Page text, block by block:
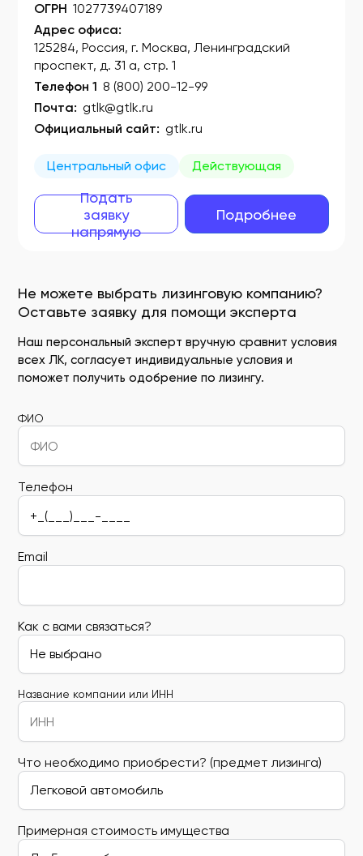
Не можете выбрать лизинговую компанию?
Оставьте заявку для помощи эксперта
Наш персональный эксперт вручную сравнит условия
всех ЛК, согласует индивидуальные условия и
поможет получить одобрение по лизингу.
ФИО
Телефон
Email
Как с вами связаться?
Название компании или ИНН
Что необходимо приобрести? (предмет лизинга)
Примерная стоимость имущества
ОГРН 1027739407189
Адрес офиса:
125284, Россия, г. Москва, Ленинградский
проспект, д. 31 а, стр. 1
Телефон 1 8 (800) 200-12-99
Почта: gtlk@gtlk.ru
Официальный сайт: gtlk.ru
Центральный офис Действующая
Подать
заявку
напрямую
Подробнее